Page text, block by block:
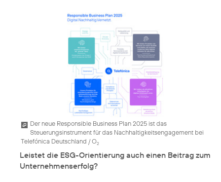
Der neue Responsible Business Plan 2025 ist das
Steuerungsinstrument für das Nachhaltigkeitsengagement bei
Telefónica Deutschland / O2
Leistet die ESG-Orientierung auch einen Beitrag zum
Unternehmenserfolg?